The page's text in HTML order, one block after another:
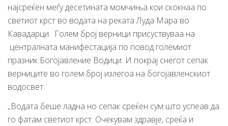
најсреќен меѓу десетината момчиња кои скокнаа по
светиот крст во водата на реката Луда Мара во
Кавадарци. Голем број верници присуствуваа на
централната манифестација по повод големиот
празник Богојавление Водици. И покрај снегот сепак
верниците во голем број излегоа на богојавленскиот
водосвет.
„Водата беше ладна но сепак среќен сум што успеав да
го фатам светиот крст. Очекувам здравје, среќа и